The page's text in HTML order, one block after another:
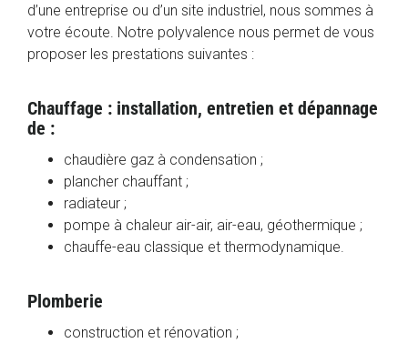
d’une entreprise ou d’un site industriel, nous sommes à
votre écoute. Notre polyvalence nous permet de vous
proposer les prestations suivantes :
Chauffage : installation, entretien et dépannage
de :
chaudière gaz à condensation ;
plancher chauffant ;
radiateur ;
pompe à chaleur air-air, air-eau, géothermique ;
chauffe-eau classique et thermodynamique.
Plomberie
construction et rénovation ;